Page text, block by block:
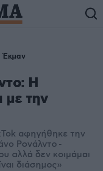
Έκμαν
Η
με την
αφηγήθηκε την
Ρονάλντο -
αλλά δεν κοιμάμαι
διάσημος»